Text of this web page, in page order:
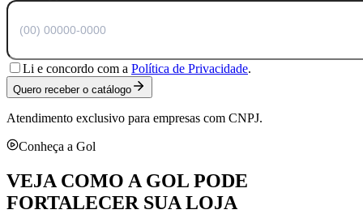
Li e concordo com a Política de Privacidade.
Quero receber o catálogo
Atendimento exclusivo para empresas com CNPJ.
Conheça a Gol
VEJA COMO A GOL PODE
FORTALECER SUA LOJA